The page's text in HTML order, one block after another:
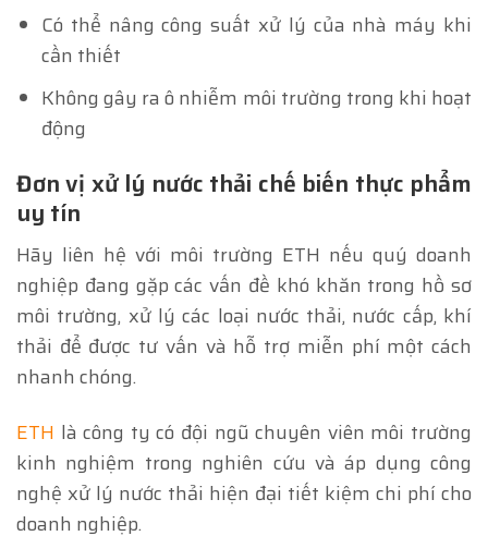
Có thể nâng công suất xử lý của nhà máy khi
cần thiết
Không gây ra ô nhiễm môi trường trong khi hoạt
động
Đơn vị xử lý nước thải chế biến thực phẩm
uy tín
Hãy liên hệ với môi trường ETH nếu quý doanh
nghiệp đang gặp các vấn đề khó khăn trong hồ sơ
môi trường, xử lý các loại nước thải, nước cấp, khí
thải để được tư vấn và hỗ trợ miễn phí một cách
nhanh chóng.
ETH là công ty có đội ngũ chuyên viên môi trường
kinh nghiệm trong nghiên cứu và áp dụng công
nghệ xử lý nước thải hiện đại tiết kiệm chi phí cho
doanh nghiệp.